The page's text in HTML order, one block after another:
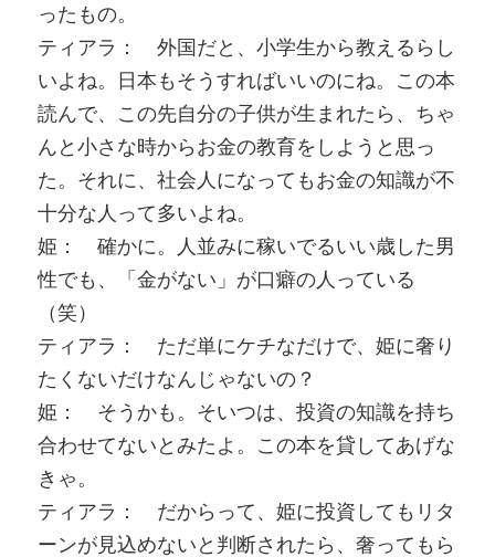
ったもの。
ティアラ： 外国だと、小学生から教えるらし
いよね。日本もそうすればいいのにね。この本
読んで、この先自分の子供が生まれたら、ちゃ
んと小さな時からお金の教育をしようと思っ
た。それに、社会人になってもお金の知識が不
十分な人って多いよね。
姫： 確かに。人並みに稼いでるいい歳した男
性でも、「金がない」が口癖の人っている
（笑）
ティアラ： ただ単にケチなだけで、姫に奢り
たくないだけなんじゃないの？
姫： そうかも。そいつは、投資の知識を持ち
合わせてないとみたよ。この本を貸してあげな
きゃ。
ティアラ： だからって、姫に投資してもリタ
ーンが見込めないと判断されたら、奢ってもら